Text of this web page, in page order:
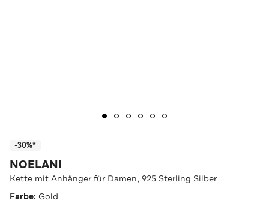
-30%*
NOELANI
Kette mit Anhänger für Damen, 925 Sterling Silber
Farbe: Gold